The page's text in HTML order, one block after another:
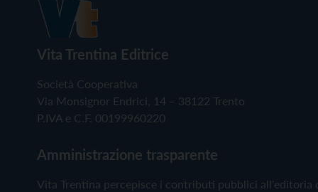
Vita Trentina Editrice
Società Cooperativa
Via Monsignor Endrici, 14 – 38122 Trento
P.IVA e C.F. 00199960220
Amministrazione trasparente
Vita Trentina percepisce i contributi pubblici all'editoria